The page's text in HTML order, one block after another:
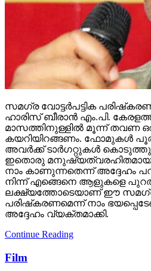
സമഗ്ര വോട്ടര്‍പട്ടിക
ഹാരിസ് ബീരാന്‍ എം.പി.
മാസത്തിനുള്ളില്‍ മൂന്ന് തവണ
കയറിയിറങ്ങണം. ഫോമുകള്‍
അവര്‍ക്ക് ടാര്‍ഗറ്റുകള്‍
ഇതൊരു മനുഷ്യത്വരഹിതമായ
നാം കാണുന്നതെന്ന് അദ്ദേഹം
നിന്ന് എങ്ങെനെ ആളുകളെ
ലക്ഷ്യത്തോടെയാണ് ഈ സമഗ്ര
പരിഷ്‌കരണമെന്ന് നാം
അദ്ദേഹം വ്യക്തമാക്കി.
Continue Reading
Film